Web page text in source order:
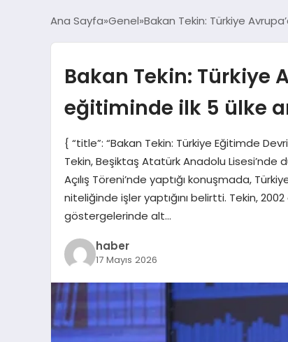
Ana Sayfa Genel Bakan Tekin: Türkiye
Bakan Tekin: Türkiye
eğitiminde ilk 5 ülke
{ “title”: “Bakan Tekin: Türkiye Eğitimde
Tekin, Beşiktaş Atatürk Anadolu Lisesi’nde
Açılış Töreni’nde yaptığı konuşmada,
niteliğinde işler yaptığını belirtti. Tekin,
göstergelerinde alt…
haber
17 Mayıs 2026